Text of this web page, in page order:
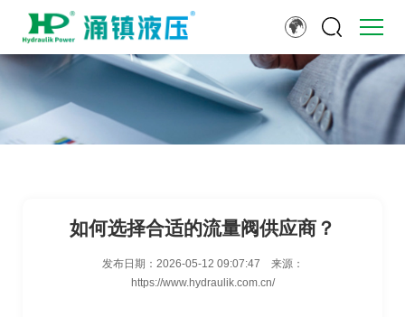
如何选择合适的流量阀供应商？
发布日期： 2026-05-12 09:07:47
来源：
https://www.hydraulik.com.cn/